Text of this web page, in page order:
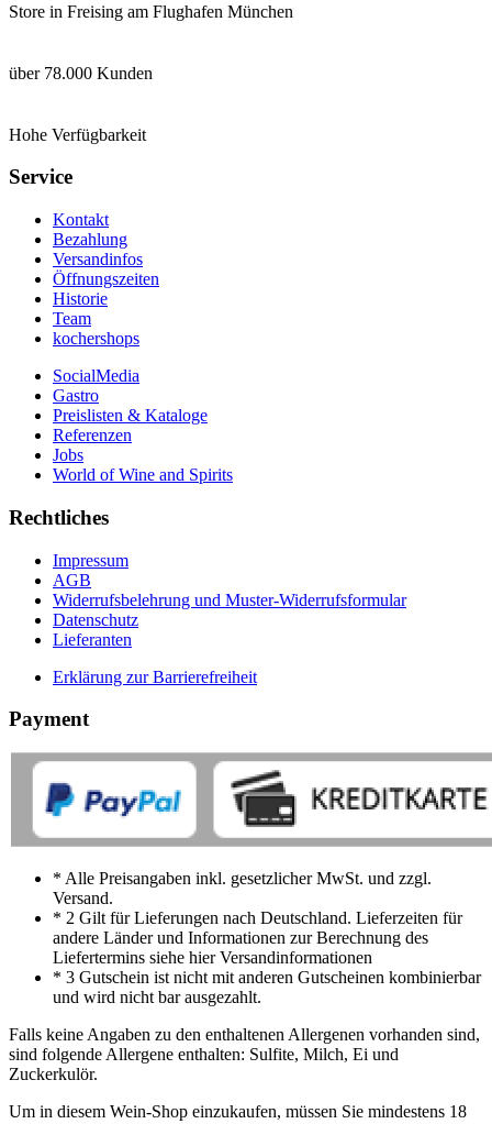
Store in Freising am Flughafen München
über 78.000 Kunden
Hohe Verfügbarkeit
Service
Kontakt
Bezahlung
Versandinfos
Öffnungszeiten
Historie
Team
kochershops
SocialMedia
Gastro
Preislisten & Kataloge
Referenzen
Jobs
World of Wine and Spirits
Rechtliches
Impressum
AGB
Widerrufsbelehrung und Muster-Widerrufsformular
Datenschutz
Lieferanten
Erklärung zur Barrierefreiheit
Payment
* Alle Preisangaben inkl. gesetzlicher MwSt. und zzgl.
Versand.
* 2 Gilt für Lieferungen nach Deutschland. Lieferzeiten für
andere Länder und Informationen zur Berechnung des
Liefertermins siehe hier Versandinformationen
* 3 Gutschein ist nicht mit anderen Gutscheinen kombinierbar
und wird nicht bar ausgezahlt.
Falls keine Angaben zu den enthaltenen Allergenen vorhanden sind,
sind folgende Allergene enthalten: Sulfite, Milch, Ei und
Zuckerkulör.
Um in diesem Wein-Shop einzukaufen, müssen Sie mindestens 18